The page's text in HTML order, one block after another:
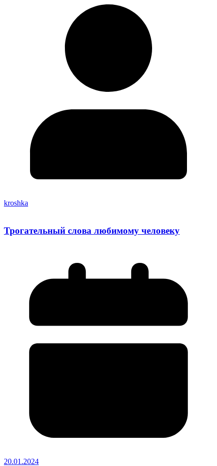
kroshka
Трогательный слова любимому человеку
20.01.2024